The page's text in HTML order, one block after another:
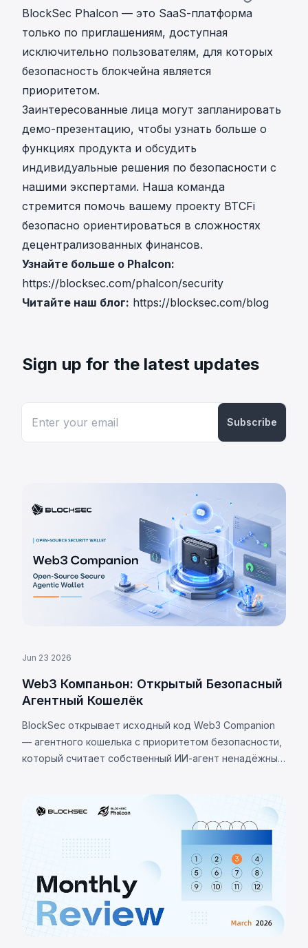
BlockSec Phalcon — это SaaS-платформа
только по приглашениям, доступная
исключительно пользователям, для которых
безопасность блокчейна является
приоритетом.
Заинтересованные лица могут запланировать
демо-презентацию, чтобы узнать больше о
функциях продукта и обсудить
индивидуальные решения по безопасности с
нашими экспертами. Наша команда
стремится помочь вашему проекту BTCFi
безопасно ориентироваться в сложностях
децентрализованных финансов.
Узнайте больше о Phalcon:
https://blocksec.com/phalcon/security
Читайте наш блог: https://blocksec.com/blog
Sign up for the latest updates
Subscribe
Jun 23 2026
Web3 Компаньон: Открытый Безопасный
Агентный Кошелёк
BlockSec открывает исходный код Web3 Companion
— агентного кошелька с приоритетом безопасности,
который считает собственный ИИ-агент ненадёжным